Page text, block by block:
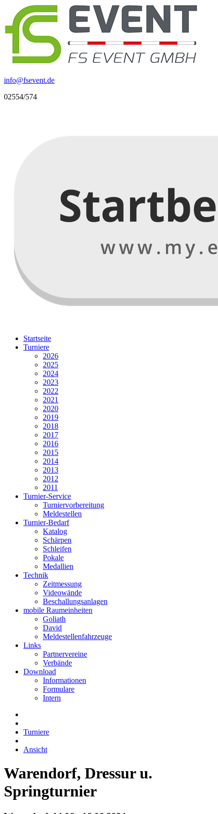
info@fsevent.de
02554/574
Startseite
Turniere
2026
2025
2024
2023
2022
2021
2020
2019
2018
2017
2016
2015
2014
2013
2012
2011
Turnier-Service
Turniervorbereitung
Meldestellen
Turnier-Bedarf
Katalog
Schärpen
Schleifen
Pokale
Medallien
Technik
Zeitmessung
Videowände
Beschallungsanlagen
mobile Raumeinheiten
Goliath
David
Meldestellenfahrzeuge
Links
Partnervereine
Verbände
Download
Informationen
Formulare
Intern
Turniere
Ansicht
Warendorf, Dressur u.
Springturnier